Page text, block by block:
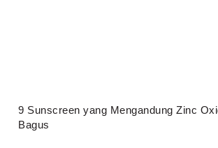
9 Sunscreen yang Mengandung Zinc
Bagus